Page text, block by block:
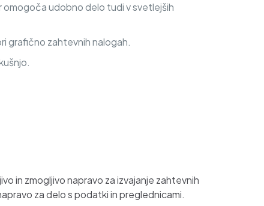
omogoča udobno delo tudi v svetlejših
grafično zahtevnih nalogah.
in zmogljivo napravo za izvajanje zahtevnih
za delo s podatki in preglednicami.